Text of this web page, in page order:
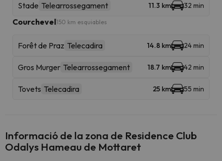
Stade Telearrossegament 11.3 km 32 min
Courchevel150 km esquiables
Forêt de Praz Telecadira 14.8 km 24 min
Gros Murger Telearrossegament 18.7 km 42 min
Tovets Telecadira 25 km 55 min
Informació de la zona de Residence Club
Odalys Hameau de Mottaret